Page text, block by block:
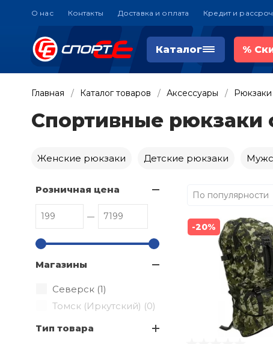
О нас Контакты Доставка и оплата Кредит и
Каталог %
Главная Каталог товаров Аксессуары Рюкзаки
Спортивные рюкзаки
Женские рюкзаки Детские рюкзаки
Розничная цена
Магазины
Северск (1)
Томск (Иркутский) (0)
Тип товара
По популярности
-20%